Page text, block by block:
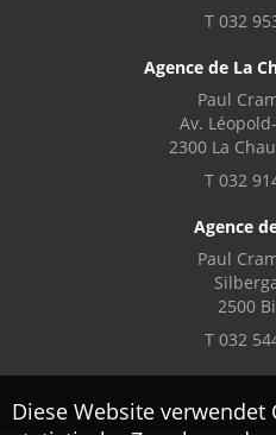
T 032
Agence de La
Paul
Av.
2300 La
T 032
Agence
Paul
2500
T 032
Diese Website verwendet